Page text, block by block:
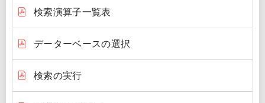
検索演算子一覧表
データーベースの選択
検索の実行